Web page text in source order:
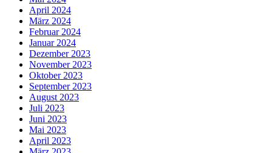
April 2024
März 2024
Februar 2024
Januar 2024
Dezember 2023
November 2023
Oktober 2023
September 2023
August 2023
Juli 2023
Juni 2023
Mai 2023
April 2023